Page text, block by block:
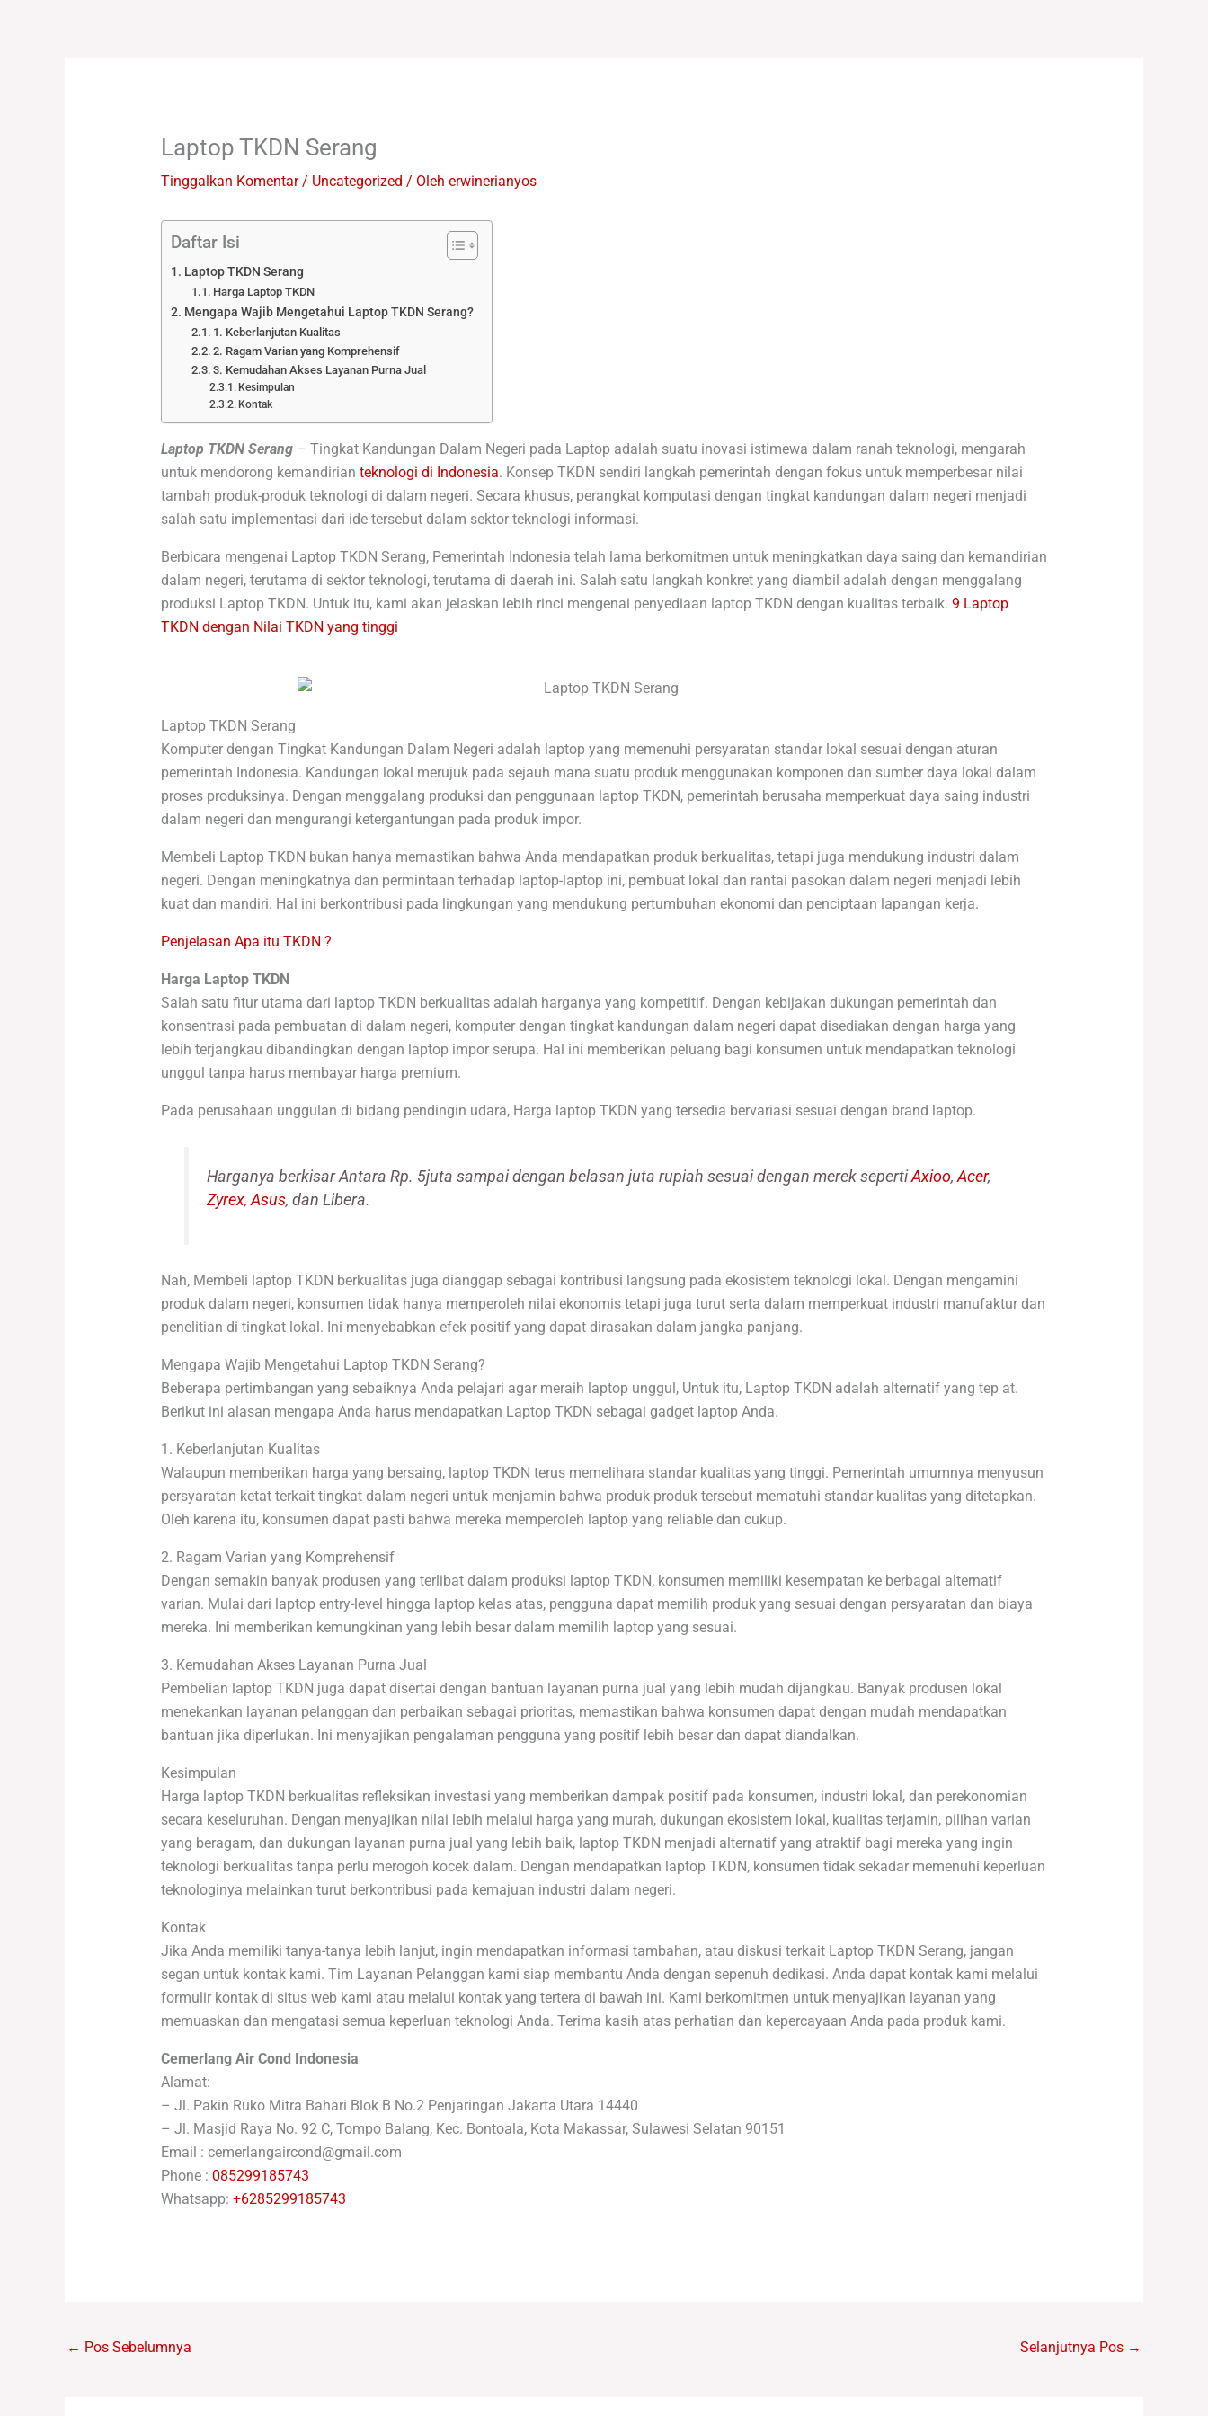
Laptop TKDN Serang
Tinggalkan Komentar / Uncategorized / Oleh erwinerianyos
Daftar Isi
Laptop TKDN Serang
Harga Laptop TKDN
Mengapa Wajib Mengetahui Laptop TKDN Serang?
1. Keberlanjutan Kualitas
2. Ragam Varian yang Komprehensif
3. Kemudahan Akses Layanan Purna Jual
Kesimpulan
Kontak
Laptop TKDN Serang– Tingkat Kandungan Dalam Negeri pada Laptop adalah suatu inovasi istimewa dalam ranah teknologi, mengarah
untuk mendorong kemandirian teknologi di Indonesia. Konsep TKDN sendiri langkah pemerintah dengan fokus untuk memperbesar nilai
tambah produk-produk teknologi di dalam negeri. Secara khusus, perangkat komputasi dengan tingkat kandungan dalam negeri menjadi
salah satu implementasi dari ide tersebut dalam sektor teknologi informasi.
Berbicara mengenai Laptop TKDN Serang, Pemerintah Indonesia telah lama berkomitmen untuk meningkatkan daya saing dan kemandirian
dalam negeri, terutama di sektor teknologi, terutama di daerah ini. Salah satu langkah konkret yang diambil adalah dengan menggalang
produksi Laptop TKDN. Untuk itu, kami akan jelaskan lebih rinci mengenai penyediaan laptop TKDN dengan kualitas terbaik. 9 Laptop
TKDN dengan Nilai TKDN yang tinggi
Laptop TKDN Serang
Komputer dengan Tingkat Kandungan Dalam Negeri adalah laptop yang memenuhi persyaratan standar lokal sesuai dengan aturan
pemerintah Indonesia. Kandungan lokal merujuk pada sejauh mana suatu produk menggunakan komponen dan sumber daya lokal dalam
proses produksinya. Dengan menggalang produksi dan penggunaan laptop TKDN, pemerintah berusaha memperkuat daya saing industri
dalam negeri dan mengurangi ketergantungan pada produk impor.
Membeli Laptop TKDN bukan hanya memastikan bahwa Anda mendapatkan produk berkualitas, tetapi juga mendukung industri dalam
negeri. Dengan meningkatnya dan permintaan terhadap laptop-laptop ini, pembuat lokal dan rantai pasokan dalam negeri menjadi lebih
kuat dan mandiri. Hal ini berkontribusi pada lingkungan yang mendukung pertumbuhan ekonomi dan penciptaan lapangan kerja.
Penjelasan Apa itu TKDN ?
Harga Laptop TKDN
Salah satu fitur utama dari laptop TKDN berkualitas adalah harganya yang kompetitif. Dengan kebijakan dukungan pemerintah dan
konsentrasi pada pembuatan di dalam negeri, komputer dengan tingkat kandungan dalam negeri dapat disediakan dengan harga yang
lebih terjangkau dibandingkan dengan laptop impor serupa. Hal ini memberikan peluang bagi konsumen untuk mendapatkan teknologi
unggul tanpa harus membayar harga premium.
Pada perusahaan unggulan di bidang pendingin udara, Harga laptop TKDN yang tersedia bervariasi sesuai dengan brand laptop.
Harganya berkisar Antara Rp. 5juta sampai dengan belasan juta rupiah sesuai dengan merek sepertiAxioo,Acer,
Zyrex,Asus, dan Libera.
Nah, Membeli laptop TKDN berkualitas juga dianggap sebagai kontribusi langsung pada ekosistem teknologi lokal. Dengan mengamini
produk dalam negeri, konsumen tidak hanya memperoleh nilai ekonomis tetapi juga turut serta dalam memperkuat industri manufaktur dan
penelitian di tingkat lokal. Ini menyebabkan efek positif yang dapat dirasakan dalam jangka panjang.
Mengapa Wajib Mengetahui Laptop TKDN Serang?
Beberapa pertimbangan yang sebaiknya Anda pelajari agar meraih laptop unggul, Untuk itu, Laptop TKDN adalah alternatif yang tep at.
Berikut ini alasan mengapa Anda harus mendapatkan Laptop TKDN sebagai gadget laptop Anda.
1. Keberlanjutan Kualitas
Walaupun memberikan harga yang bersaing, laptop TKDN terus memelihara standar kualitas yang tinggi. Pemerintah umumnya menyusun
persyaratan ketat terkait tingkat dalam negeri untuk menjamin bahwa produk-produk tersebut mematuhi standar kualitas yang ditetapkan.
Oleh karena itu, konsumen dapat pasti bahwa mereka memperoleh laptop yang reliable dan cukup.
2. Ragam Varian yang Komprehensif
Dengan semakin banyak produsen yang terlibat dalam produksi laptop TKDN, konsumen memiliki kesempatan ke berbagai alternatif
varian. Mulai dari laptop entry-level hingga laptop kelas atas, pengguna dapat memilih produk yang sesuai dengan persyaratan dan biaya
mereka. Ini memberikan kemungkinan yang lebih besar dalam memilih laptop yang sesuai.
3. Kemudahan Akses Layanan Purna Jual
Pembelian laptop TKDN juga dapat disertai dengan bantuan layanan purna jual yang lebih mudah dijangkau. Banyak produsen lokal
menekankan layanan pelanggan dan perbaikan sebagai prioritas, memastikan bahwa konsumen dapat dengan mudah mendapatkan
bantuan jika diperlukan. Ini menyajikan pengalaman pengguna yang positif lebih besar dan dapat diandalkan.
Kesimpulan
Harga laptop TKDN berkualitas refleksikan investasi yang memberikan dampak positif pada konsumen, industri lokal, dan perekonomian
secara keseluruhan. Dengan menyajikan nilai lebih melalui harga yang murah, dukungan ekosistem lokal, kualitas terjamin, pilihan varian
yang beragam, dan dukungan layanan purna jual yang lebih baik, laptop TKDN menjadi alternatif yang atraktif bagi mereka yang ingin
teknologi berkualitas tanpa perlu merogoh kocek dalam. Dengan mendapatkan laptop TKDN, konsumen tidak sekadar memenuhi keperluan
teknologinya melainkan turut berkontribusi pada kemajuan industri dalam negeri.
Kontak
Jika Anda memiliki tanya-tanya lebih lanjut, ingin mendapatkan informasi tambahan, atau diskusi terkait Laptop TKDN Serang, jangan
segan untuk kontak kami. Tim Layanan Pelanggan kami siap membantu Anda dengan sepenuh dedikasi. Anda dapat kontak kami melalui
formulir kontak di situs web kami atau melalui kontak yang tertera di bawah ini. Kami berkomitmen untuk menyajikan layanan yang
memuaskan dan mengatasi semua keperluan teknologi Anda. Terima kasih atas perhatian dan kepercayaan Anda pada produk kami.
Cemerlang Air Cond Indonesia
Alamat:
– Jl. Pakin Ruko Mitra Bahari Blok B No.2 Penjaringan Jakarta Utara 14440
– Jl. Masjid Raya No. 92 C, Tompo Balang, Kec. Bontoala, Kota Makassar, Sulawesi Selatan 90151
Email : cemerlangaircond@gmail.com
Phone : 085299185743
Whatsapp: +6285299185743
← Pos Sebelumnya Selanjutnya Pos →